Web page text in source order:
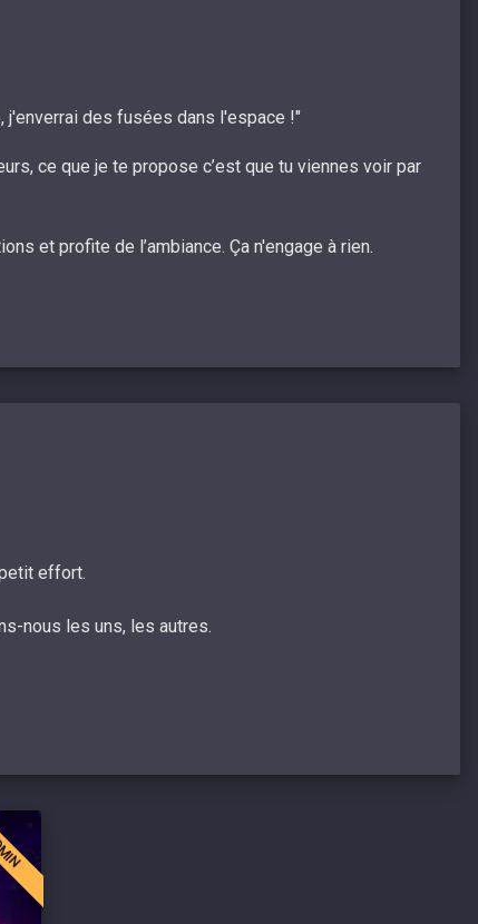
j'enverrai des fusées dans l'espace !"
ce que je te propose c’est que tu viennes voir par
et profite de l’ambiance. Ça n'engage à rien.
effort.
nous les uns, les autres.